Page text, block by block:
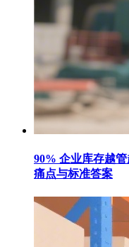
90% 企业库存越
痛点与标准答案